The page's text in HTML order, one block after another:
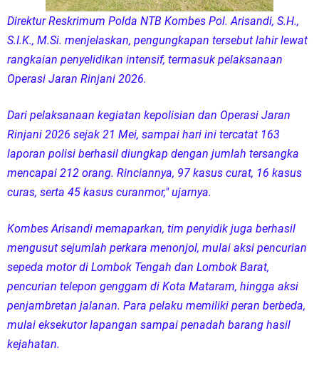
Direktur Reskrimum Polda NTB Kombes Pol. Arisandi, S.H.,
S.I.K., M.Si. menjelaskan, pengungkapan tersebut lahir lewat
rangkaian penyelidikan intensif, termasuk pelaksanaan
Operasi Jaran Rinjani 2026.
Dari pelaksanaan kegiatan kepolisian dan Operasi Jaran
Rinjani 2026 sejak 21 Mei, sampai hari ini tercatat 163
laporan polisi berhasil diungkap dengan jumlah tersangka
mencapai 212 orang. Rinciannya, 97 kasus curat, 16 kasus
curas, serta 45 kasus curanmor," ujarnya.
Kombes Arisandi memaparkan, tim penyidik juga berhasil
mengusut sejumlah perkara menonjol, mulai aksi pencurian
sepeda motor di Lombok Tengah dan Lombok Barat,
pencurian telepon genggam di Kota Mataram, hingga aksi
penjambretan jalanan. Para pelaku memiliki peran berbeda,
mulai eksekutor lapangan sampai penadah barang hasil
kejahatan.